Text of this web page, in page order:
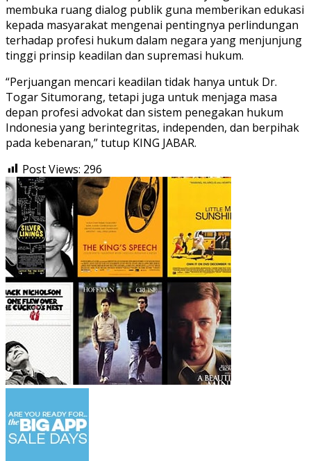
membuka ruang dialog publik guna memberikan edukasi
kepada masyarakat mengenai pentingnya perlindungan
terhadap profesi hukum dalam negara yang menjunjung
tinggi prinsip keadilan dan supremasi hukum.
“Perjuangan mencari keadilan tidak hanya untuk Dr.
Togar Situmorang, tetapi juga untuk menjaga masa
depan profesi advokat dan sistem penegakan hukum
Indonesia yang berintegritas, independen, dan berpihak
pada kebenaran,” tutup KING JABAR.
Post Views: 296